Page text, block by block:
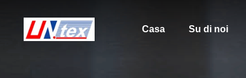
Casa Su di noi